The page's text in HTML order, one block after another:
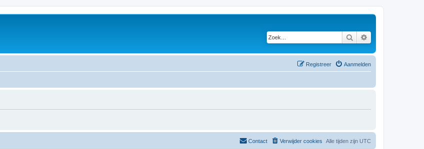
Zoek
Aanmelden
Registreer
Alle tijden zijn UTC
Verwijder cookies
Contact